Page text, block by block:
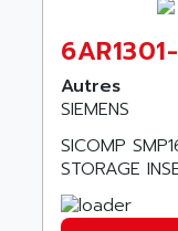
CL300
C100
OP35
SIMATIC TP
BT
ALLIED
ALLIGATOR
ALLISON
ALLISON
ALM
ALMA
ALMCO
Autres
SIEMENS
SICOMP
STORAGE